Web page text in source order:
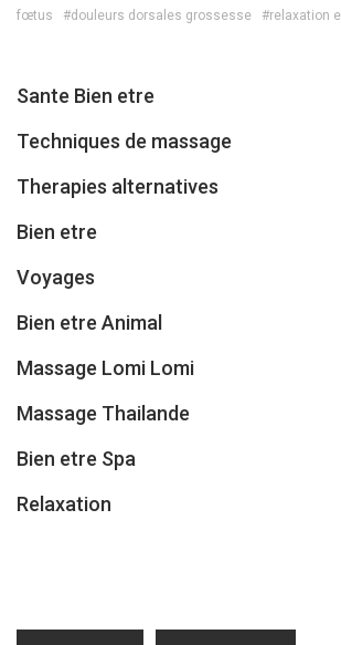
fœtus #douleurs dorsales grossesse #relaxation
Sante Bien etre
Techniques de massage
Therapies alternatives
Bien etre
Voyages
Bien etre Animal
Massage Lomi Lomi
Massage Thailande
Bien etre Spa
Relaxation